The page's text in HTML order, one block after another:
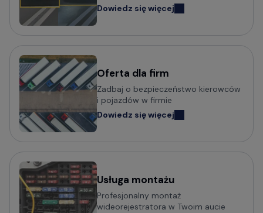
Dowiedz się więcej
Oferta dla firm
Zadbaj o bezpieczeństwo kierowców
i pojazdów w firmie
Dowiedz się więcej
Usługa montażu
Profesjonalny montaż
wideorejestratora w Twoim aucie